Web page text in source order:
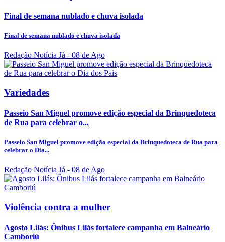
Final de semana nublado e chuva isolada
Final de semana nublado e chuva isolada
Redação Notícia Já - 08 de Ago
Variedades
Passeio San Miguel promove edição especial da Brinquedoteca
de Rua para celebrar o...
Passeio San Miguel promove edição especial da Brinquedoteca de Rua para
celebrar o Dia...
Redação Notícia Já - 08 de Ago
Violência contra a mulher
Agosto Lilás: Ônibus Lilás fortalece campanha em Balneário
Camboriú